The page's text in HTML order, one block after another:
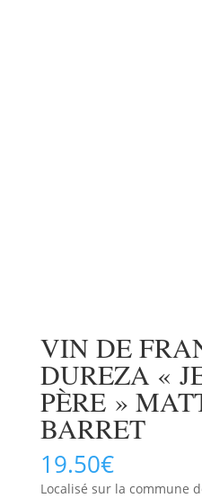
VIN DE
DUREZA «
PÈRE »
BARRET
19.50€
Localisé sur la commune